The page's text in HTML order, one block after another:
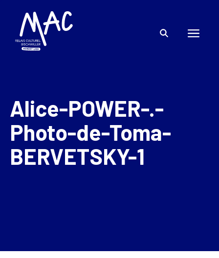
Alice-POWER-.-
Photo-de-Toma-
BERVETSKY-1